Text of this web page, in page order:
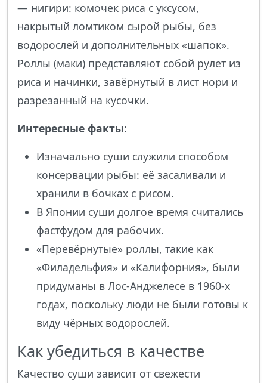
— нигири: комочек риса с уксусом,
накрытый ломтиком сырой рыбы, без
водорослей и дополнительных «шапок».
Роллы (маки) представляют собой рулет из
риса и начинки, завёрнутый в лист нори и
разрезанный на кусочки.
Интересные факты:
Изначально суши служили способом
консервации рыбы: её засаливали и
хранили в бочках с рисом.
В Японии суши долгое время считались
фастфудом для рабочих.
«Перевёрнутые» роллы, такие как
«Филадельфия» и «Калифорния», были
придуманы в Лос-Анджелесе в 1960-х
годах, поскольку люди не были готовы к
виду чёрных водорослей.
Как убедиться в качестве
Качество суши зависит от свежести